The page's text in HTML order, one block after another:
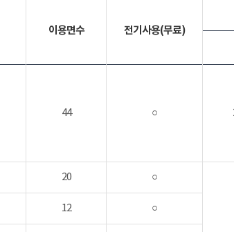
이용면수 전기사용(무료)
44 ○
20 ○
12 ○